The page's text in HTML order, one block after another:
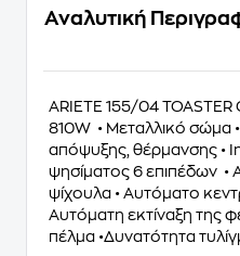
Αναλυτική
ARIETE 155/04 TOASTER
810W • Μεταλλικό σώμα
απόψυξης, θέρμανσης •
ψησίματος 6 επιπέδων •
ψίχουλα • Αυτόματο
Αυτόματη εκτίναξη της
πέλμα •Δυνατότητα